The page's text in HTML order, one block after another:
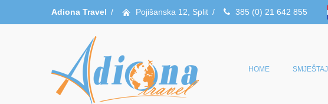
Adiona Travel / Pojišanska 12, Split / 385 (0) 21 642 855
HOME SMJEŠTAJ